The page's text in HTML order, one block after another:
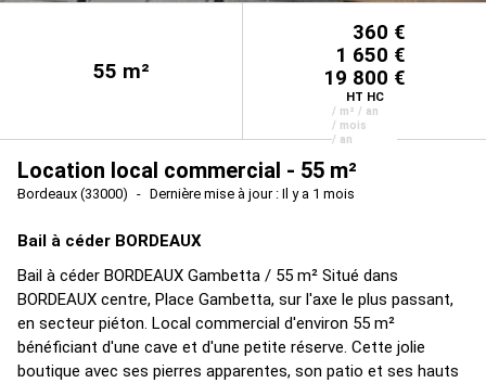
55 m²
360 €
1 650 €
19 800 €
HT HC
/ m² / an
/ mois
/ an
Location local commercial - 55 m²
Bordeaux (33000) Dernière mise à jour : Il y a 1 mois
Bail à céder BORDEAUX
Bail à céder BORDEAUX Gambetta / 55 m² Situé dans
BORDEAUX centre, Place Gambetta, sur l'axe le plus passant,
en secteur piéton. Local commercial d'environ 55 m²
bénéficiant d'une cave et d'une petite réserve. Cette jolie
boutique avec ses pierres apparentes, son patio et ses hauts